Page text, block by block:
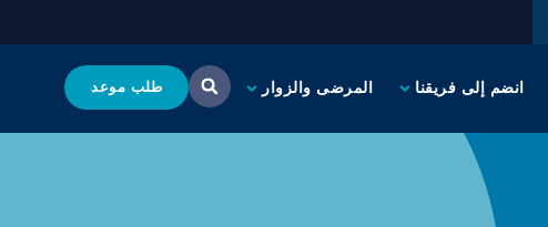
انضم إلى فريقنا المرضى والزوار طلب موعد